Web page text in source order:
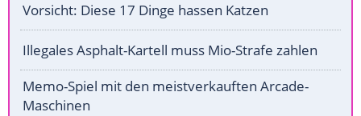
Vorsicht: Diese 17 Dinge hassen Katzen
Illegales Asphalt-Kartell muss Mio-Strafe zahlen
Memo-Spiel mit den meistverkauften Arcade-
Maschinen